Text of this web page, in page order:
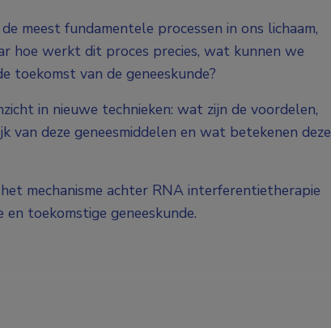
meest fundamentele processen in ons lichaam,
hoe werkt dit proces precies, wat kunnen we
toekomst van de geneeskunde?
in nieuwe technieken: wat zijn de voordelen,
van deze geneesmiddelen en wat betekenen deze
mechanisme achter RNA interferentietherapie
en toekomstige geneeskunde.